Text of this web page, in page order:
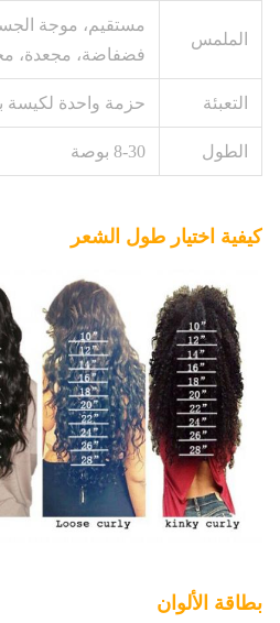
الملمس
مستقيم، موجة
فضفاضة، مجعدة،
التعبئة حزمة واحدة لكيسة
الطول 8-30 بوصة
كيفية اختيار طول الشعر
بطاقة الألوان